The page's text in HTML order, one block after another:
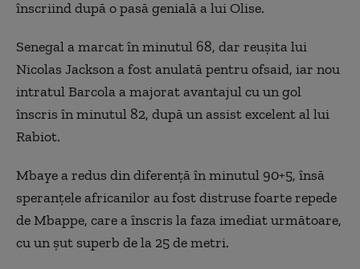
înscriind după o pasă genială a lui Olise.
Senegal a marcat în minutul 68, dar reuşita lui
Nicolas Jackson a fost anulată pentru ofsaid, iar nou
intratul Barcola a majorat avantajul cu un gol
înscris în minutul 82, după un assist excelent al lui
Rabiot.
Mbaye a redus din diferenţă în minutul 90+5, însă
speranţele africanilor au fost distruse foarte repede
de Mbappe, care a înscris la faza imediat următoare,
cu un şut superb de la 25 de metri.